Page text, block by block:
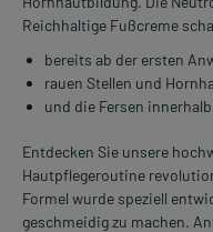
Reichhaltige Fußcreme
bereits ab der ersten
rauen Stellen und
und die Fersen
Entdecken Sie unsere
Hautpflegeroutine
Formel wurde speziell
geschmeidig zu machen.